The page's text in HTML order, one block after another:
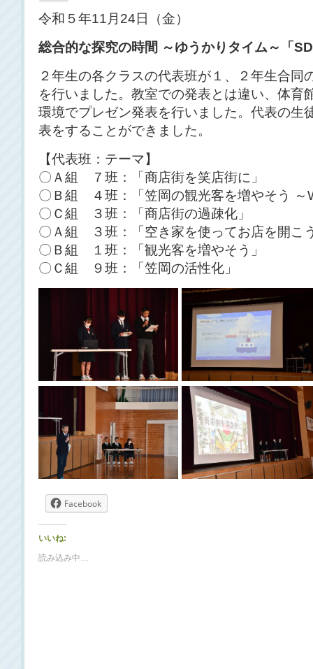
令和５年11月24日（金）
総合的な探究の時間 ～ゆうかりタイム～「
２年生の各クラスの代表班が１、２年生合同
を行いました。教室での発表とは違い、体育
環境でプレゼン発表を行いました。代表の生
表をすることができました。
【代表班：テーマ】
〇Ａ組 ７班：「商店街を笑店街に」
〇Ｂ組 ４班：「笠岡の観光客を増やそう ～
〇Ｃ組 ３班：「商店街の過疎化」
〇Ａ組 ３班：「空き家を使ってお店を開こ
〇Ｂ組 １班：「観光客を増やそう」
〇Ｃ組 ９班：「笠岡の活性化」
Facebook
いいね:
読み込み中…